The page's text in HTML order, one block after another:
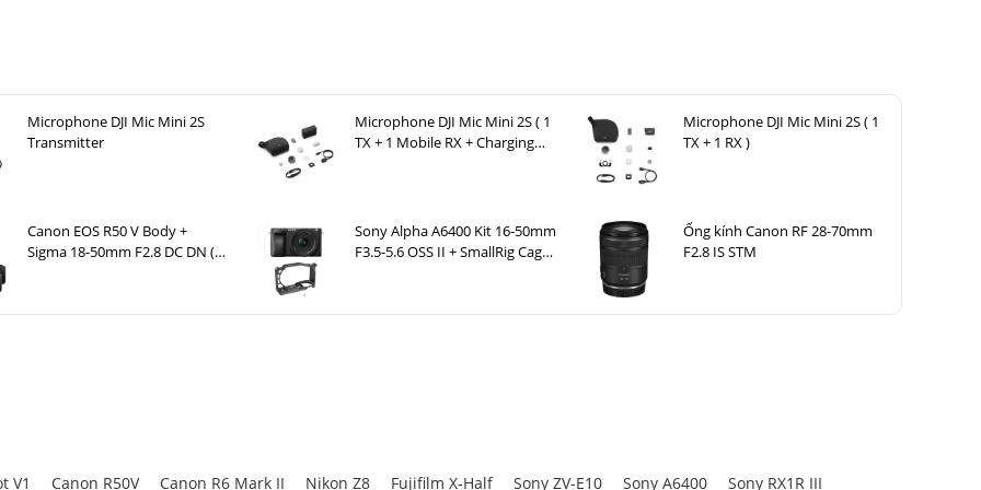
chuyển thành tripod để bàn, hỗ trợ quay video, livestream hoặc chụp ảnh nhóm một
tiết kiệm thời gian setup, giảm bớt phụ kiện mang theo và đặc biệt phù hợp với
khác nhau.
Microphone DJI Mic Mini 2S
Transmitter
Microphone DJI Mic Mini 2S ( 1
TX + 1 Mobile RX + Charging
Microphone DJI Mic Mini 2S ( 1
TX + 1 RX )
Canon EOS R50 V Body +
Sigma 18-50mm F2.8 DC DN (C)
Sony Alpha A6400 Kit 16-50mm
F3.5-5.6 OSS II + SmallRig Cage
Ống kính Canon RF 28-70mm
F2.8 IS STM
V1 Canon R50V Canon R6 Mark II Nikon Z8 Fujifilm X-Half Sony ZV-E10 Sony A6400
Sony RX1R III